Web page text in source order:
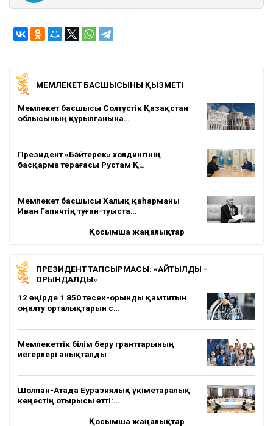
МЕМЛЕКЕТ БАСШЫСЫНЫҢ ҚЫЗМЕТІ
Мемлекет басшысы Солтүстік Қазақстан
облысының құрылғанына…
Президент «Бәйтерек» холдингінің
басқарма төрағасы Рустам Қ…
Мемлекет басшысы Халық қаһарманы
Иван Гапичтің туған-туыста…
Қосымша жаңалықтар
ПРЕЗИДЕНТ ТАПСЫРМАСЫ: «АЙТЫЛДЫ -
ОРЫНДАЛДЫ»
12 өңірде 1 850 төсек-орынды қамтитын
оңалту орталықтарын с…
Мемлекеттік білім беру гранттарының
иегерлері анықталды
Шолпан-Атада Еуразиялық үкіметаралық
кеңестің отырысы өтті:…
Қосымша жаңалықтар